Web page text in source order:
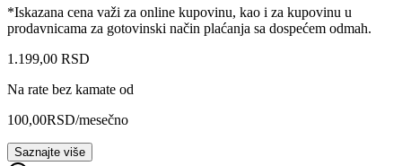
*Iskazana cena važi za online kupovinu, kao i za kupovinu u
prodavnicama za gotovinski način plaćanja sa dospećem odmah.
1.199,00 RSD
Na rate bez kamate od
100,00RSD/mesečno
Saznajte više